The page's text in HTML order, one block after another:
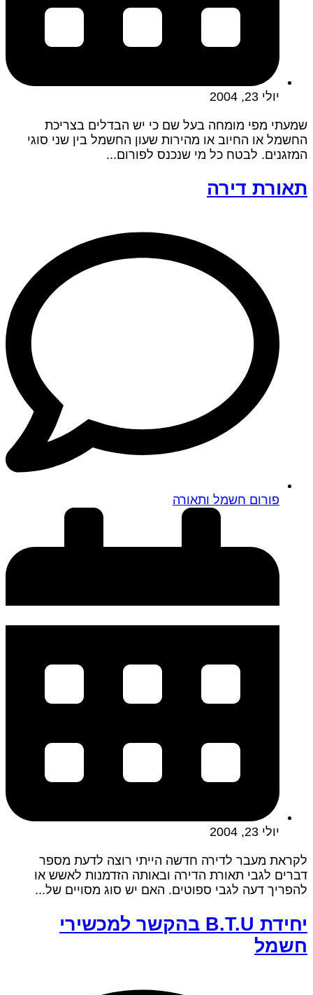
יולי 23, 2004
שמעתי מפי מומחה בעל שם כי יש הבדלים בצריכת
החשמל או החיוב או מהירות שעון החשמל בין שני סוגי
המזגנים. לבטח כל מי שנכנס לפורום...
תאורת דירה
פורום חשמל ותאורה
יולי 23, 2004
לקראת מעבר לדירה חדשה הייתי רוצה לדעת מספר
דברים לגבי תאורת הדירה ובאותה הזדמנות לאשש או
להפריך דעה לגבי ספוטים. האם יש סוג מסויים של...
יחידת B.T.U בהקשר למכשירי
חשמל